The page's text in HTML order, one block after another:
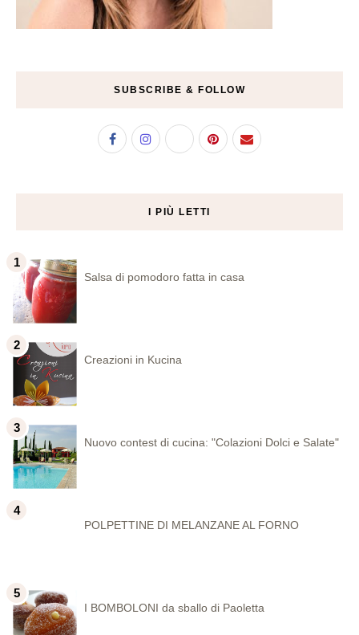
SUBSCRIBE & FOLLOW
I PIÙ LETTI
Salsa di pomodoro fatta in casa
Creazioni in Kucina
Nuovo contest di cucina: "Colazioni Dolci e Salate"
POLPETTINE DI MELANZANE AL FORNO
I BOMBOLONI da sballo di Paoletta